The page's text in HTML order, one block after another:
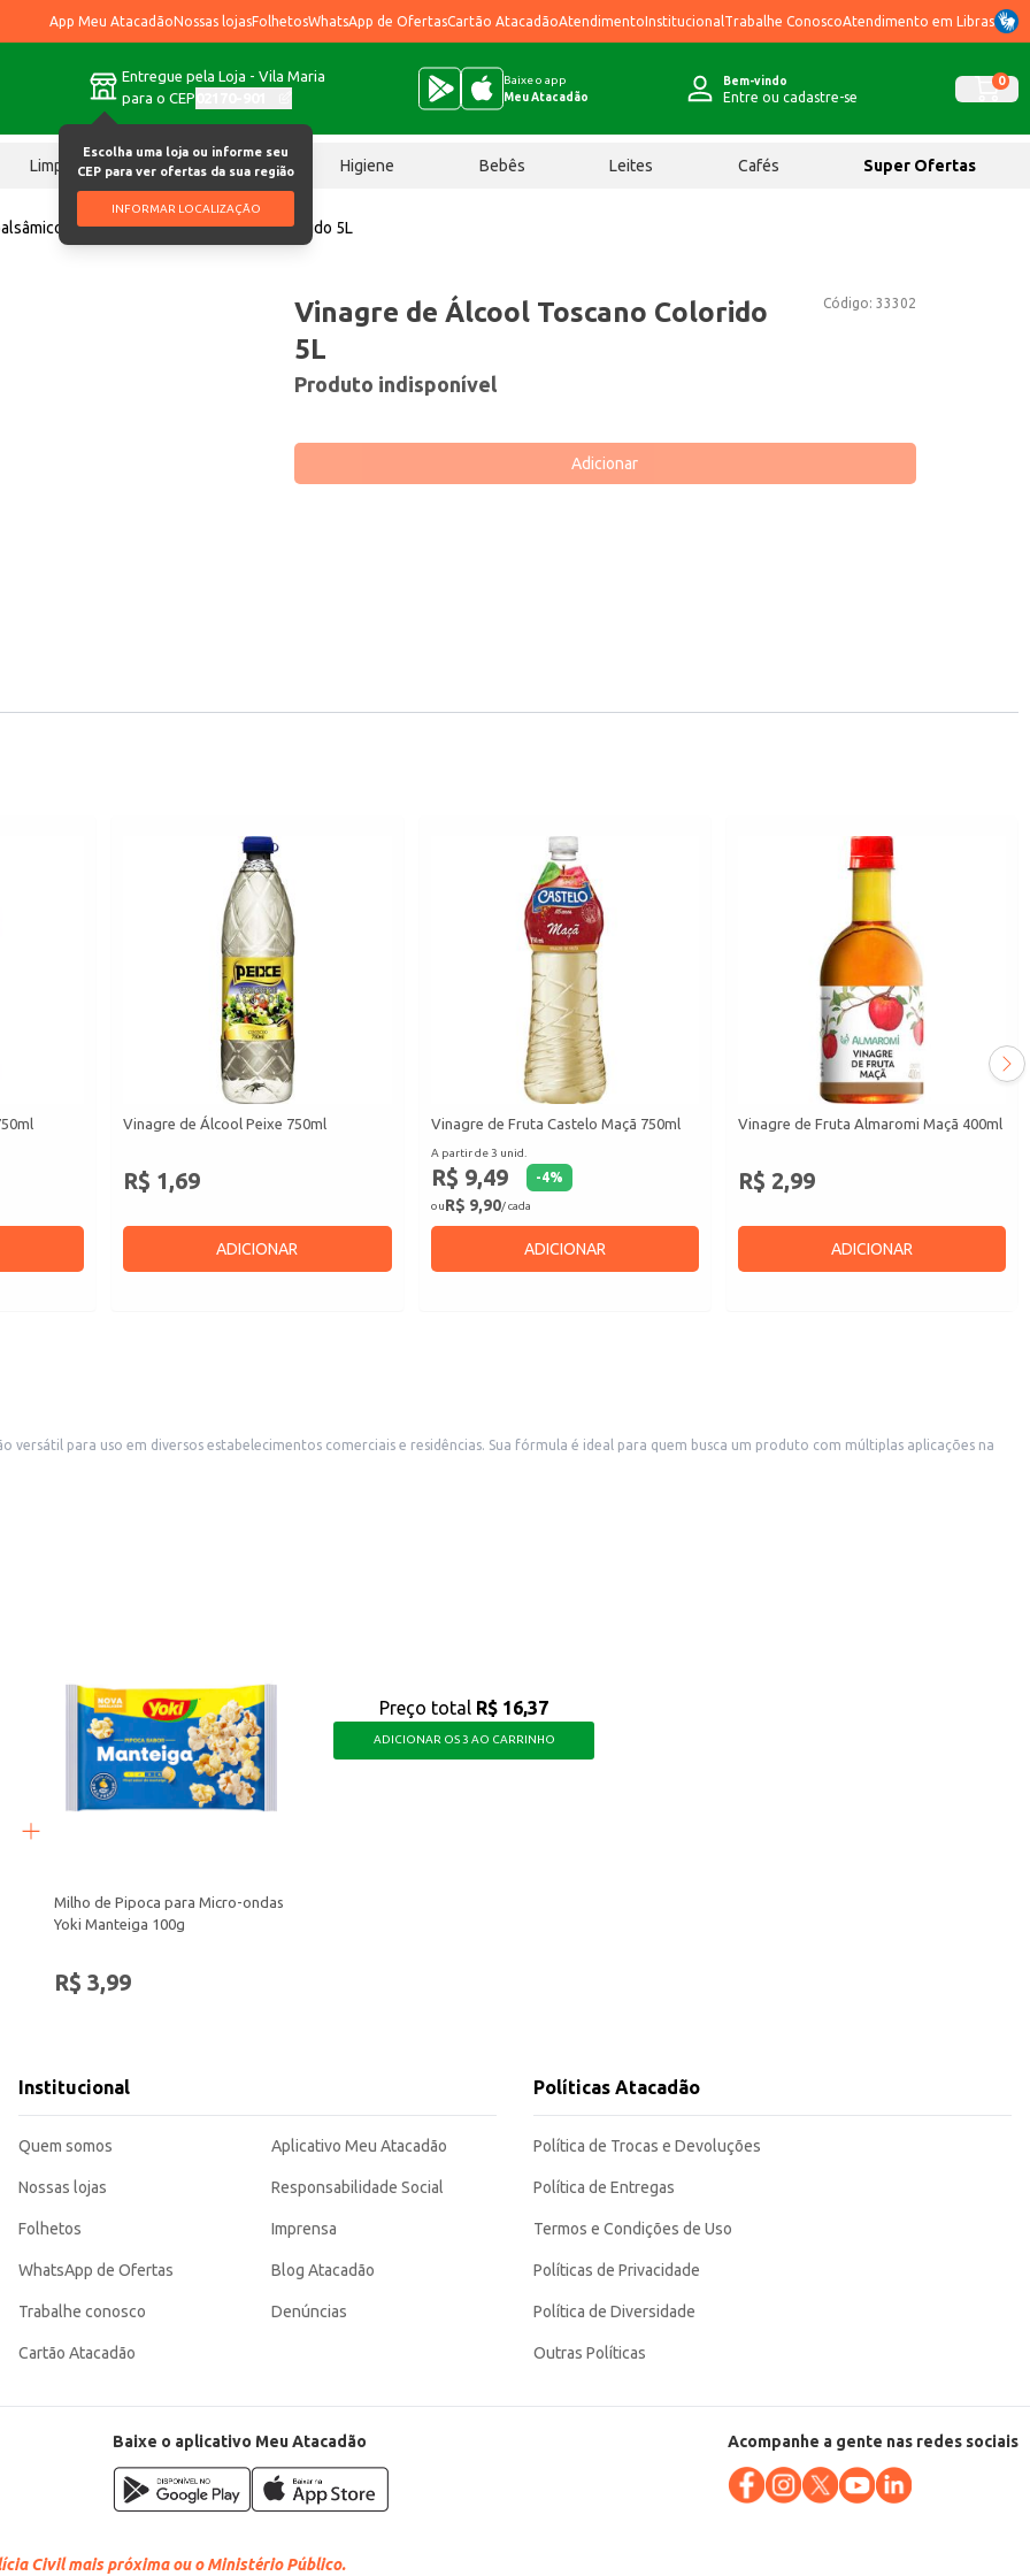
App Meu AtacadãoNossas lojasFolhetosWhatsApp de OfertasCartão AtacadãoAtendimentoInstitucional Trabalhe ConoscoAtendimento em Libras
Entregue pela Loja - Vila Maria
para o CEP
Escolha uma loja ou informe seu
CEP para ver ofertas da sua região
INFORMAR LOCALIZAÇÃO
Baixe o app
Meu Atacadão
Bem-vindo
Entre ou cadastre-se
0
Limpeza Chocolates Higiene Bebês Leites Cafés Super Ofertas
Vinagre de Álcool Toscano Colorido 5L
Código: 33302
Vinagre de Álcool Toscano Colorido
5L
Produto indisponível
Adicionar
Vinagre de Álcool Peixe 750ml
R$ 1,69
ADICIONAR
Vinagre de Fruta Castelo Maçã 750ml
A partir de 3 unid.
R$ 9,49 -4%
ouR$ 9,90/ cada
ADICIONAR
Vinagre de Fruta Almaromi Maçã 400ml
R$ 2,99
ADICIONAR
para uso em diversos estabelecimentos comerciais e residências. Sua fórmula é ideal para quem busca um produto com múltiplas aplicações na
Milho de Pipoca para Micro-ondas
Yoki Manteiga 100g
R$ 3,99
Preço total R$ 16,37
ADICIONAR OS 3 AO CARRINHO
Institucional
Quem somos
Nossas lojas
Folhetos
WhatsApp de Ofertas
Trabalhe conosco
Cartão Atacadão
Aplicativo Meu Atacadão
Responsabilidade Social
Imprensa
Blog Atacadão
Denúncias
Políticas Atacadão
Política de Trocas e Devoluções
Política de Entregas
Termos e Condições de Uso
Políticas de Privacidade
Política de Diversidade
Outras Políticas
Baixe o aplicativo Meu Atacadão Acompanhe a gente nas redes sociais
Civil mais próxima ou o Ministério Público.